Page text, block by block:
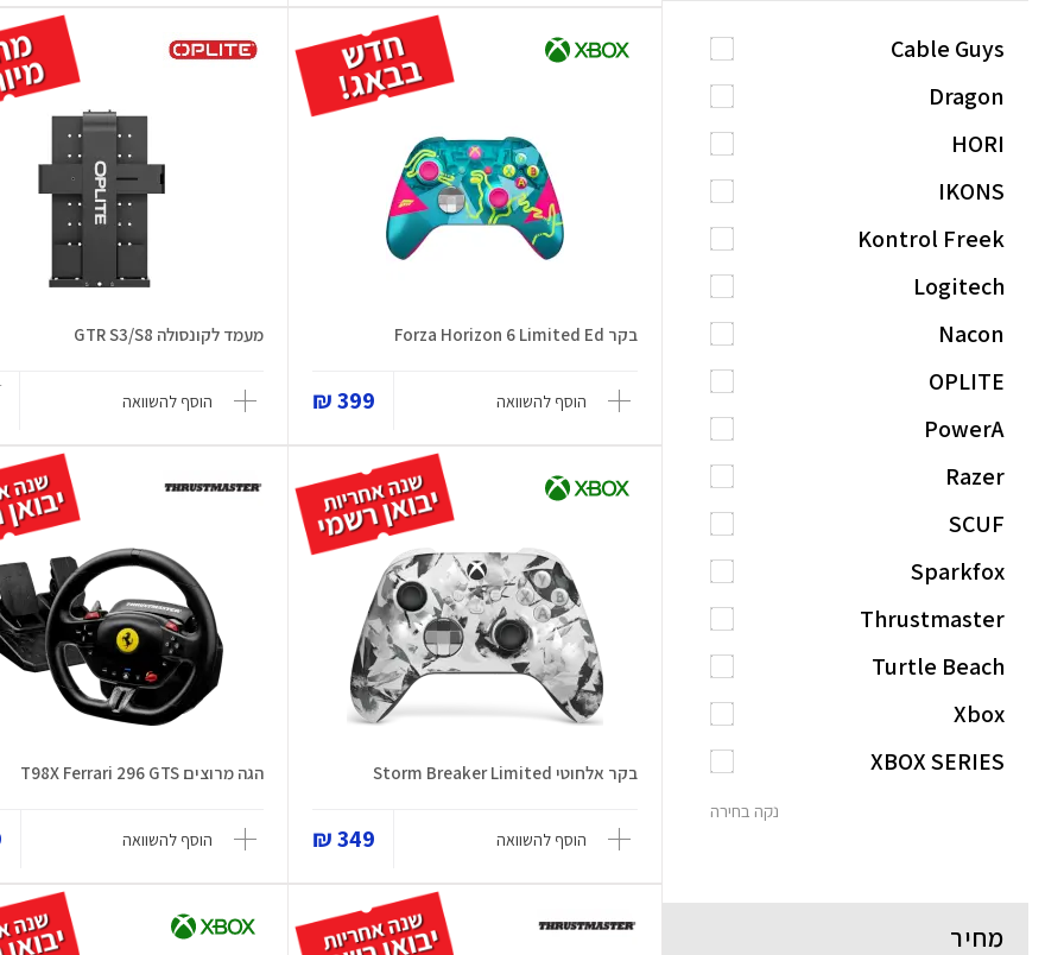
בקר Forza Horizon 6 Limited Ed
הוסף להשוואה 399 ₪
מעמד לקונסולה GTR S3/S8
הוסף להשוואה
בקר אלחוטי Storm Breaker Limited
הוסף להשוואה 349 ₪
הגה מרוצים T98X Ferrari 296 GTS
הוסף להשוואה
Cable Guys
Dragon
HORI
IKONS
Kontrol Freek
Logitech
Nacon
OPLITE
PowerA
Razer
SCUF
Sparkfox
Thrustmaster
Turtle Beach
Xbox
XBOX SERIES
נקה בחירה
מחיר